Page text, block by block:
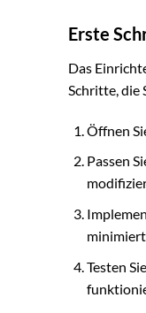
Erste
Das
Schritte, die
Öffnen
Passen
Testen